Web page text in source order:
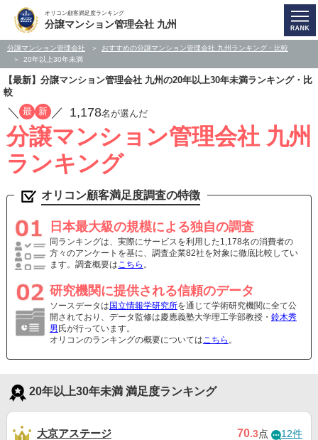
オリコン顧客満足度ランキング
分譲マンション管理会社 九州
分譲マンション管理会社
おすすめの分譲マンション管理会社 九州ランキング・比較
20年以上30年未満
【最新】分譲マンション管理会社 九州の20年以上30年未満ランキング・比
較
／ 最 新 ／ 1,178名が選んだ
分譲マンション管理会社 九州
ランキング
オリコン顧客満足度調査の特徴
日本最大級の規模による独自の調査
同ランキングは、実際にサービスを利用した1,178名の消費者の
方々のアンケートを基に、調査企業82社を対象に徹底比較してい
ます。調査概要はこちら 。
研究機関に提供される信頼のデータ
ソースデータは 国立情報学研究所を通じて学術研究機関に全て公
開されており、データ監修は慶應義塾大学理工学部教授・ 鈴木秀
男 氏が行っています。
オリコンのランキングの概要についてはこちら 。
20年以上30年未満 満足度ランキング
大京アステージ 70.3点 12件